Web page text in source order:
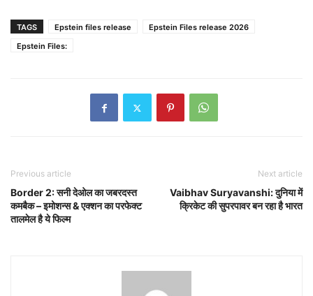
TAGS Epstein files release
Epstein Files release 2026
Epstein Files:
Previous article
Border 2: सनी देओल का जबरदस्त
कमबैक – इमोशन्स & एक्शन का परफेक्ट
तालमेल है ये फिल्म
Next article
Vaibhav Suryavanshi: दुनिया में
क्रिकेट की सुपरपावर बन रहा है भारत